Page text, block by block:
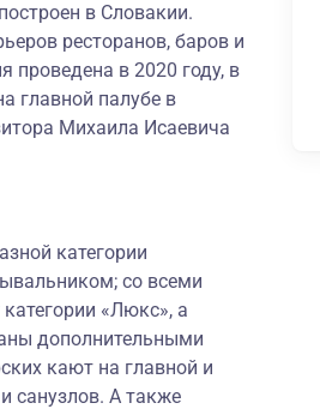
в Словакии.
ресторанов, баров и
проведена в 2020 году, в
главной палубе в
Михаила Исаевича
категории
со всеми
«Люкс», а
дополнительными
кают на главной и
санузлов. А также